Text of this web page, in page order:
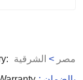
مصر > الشرقية